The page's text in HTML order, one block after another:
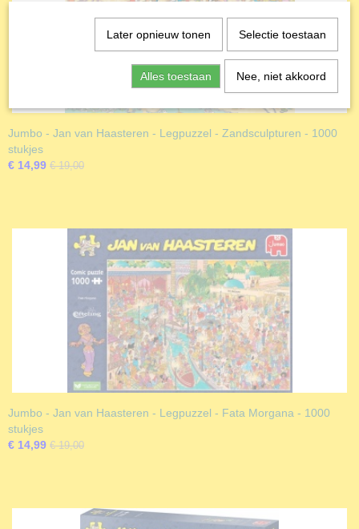
Jumbo - Jan van Haasteren - Legpuzzel - Zandsculpturen - 1000
stukjes
€ 14,99 € 19,00
Jumbo - Jan van Haasteren - Legpuzzel - Fata Morgana - 1000
stukjes
€ 14,99 € 19,00
Later opnieuw tonen Selectie toestaan
Alles toestaan Nee, niet akkoord